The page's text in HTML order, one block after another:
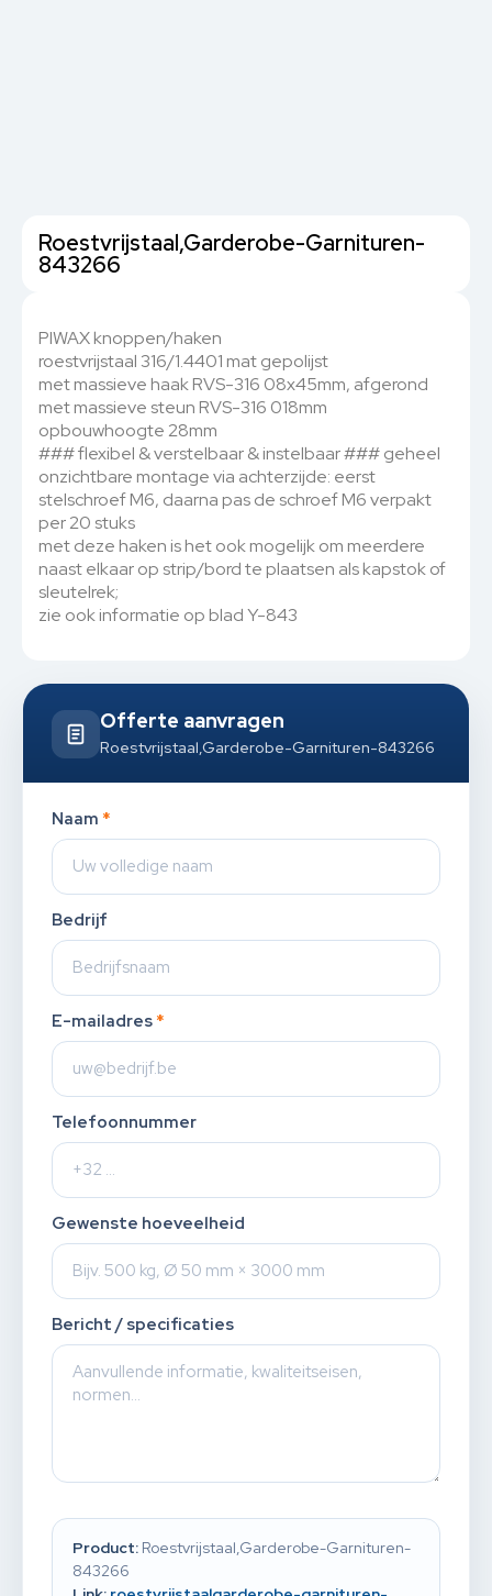
Roestvrijstaal,Garderobe-Garnituren-
843266
PIWAX knoppen/haken
roestvrijstaal 316/1.4401 mat gepolijst
met massieve haak RVS-316 08x45mm, afgerond
met massieve steun RVS-316 018mm
opbouwhoogte 28mm
### flexibel & verstelbaar & instelbaar ### geheel
onzichtbare montage via achterzijde: eerst
stelschroef M6, daarna pas de schroef M6 verpakt
per 20 stuks
met deze haken is het ook mogelijk om meerdere
naast elkaar op strip/bord te plaatsen als kapstok of
sleutelrek;
zie ook informatie op blad Y-843
Offerte aanvragen
Roestvrijstaal,Garderobe-Garnituren-843266
Naam *
Bedrijf
E-mailadres *
Telefoonnummer
Gewenste hoeveelheid
Bericht / specificaties
Product: Roestvrijstaal,Garderobe-Garnituren-
843266